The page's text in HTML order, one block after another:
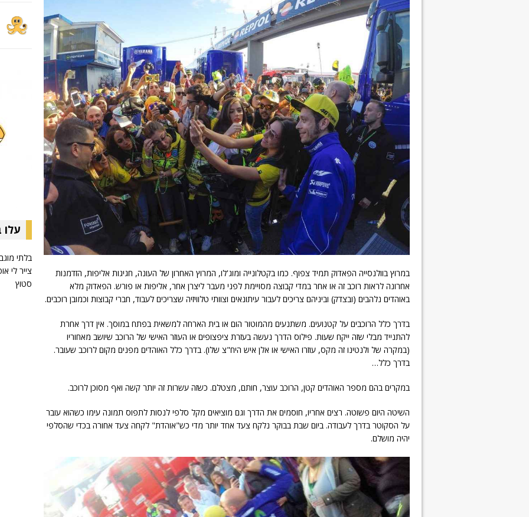
במרוץ בוולנסייה הפאדוק תמיד צפוף. כמו בקטלונייה ומוג'לו, המרוץ האחרון של העונה, חגיגות אליפות, הזדמנות
אחרונה לראות רוכב זה או אחר במדי קבוצה מסויימת לפני מעבר ליצרן אחר, אליפות או פורש. הפאדוק מלא
באוהדים נלהבים (ובצדק) וביניהם צריכים לעבור עיתונאים וצוותי טלוויזיה שצריכים לעבוד, חברי קבוצות וכמובן רוכבים.
בדרך כלל הרוכבים על קטנועים. משתנעים מהמוטור הום או בית הארחה למשאית בפתח במוסך. אין דרך אחרת
להתנייד מבלי שזה ייקח שעות. פילוס הדרך נעשה בעזרת ציפצופים או העוזר האישי של הרוכב שיושב מאחוריו
(במקרה של ולנטינו זה מקס, עוזרו האישי או אלן איש היח"צ שלו). בדרך כלל האוהדים מפנים מקום לרוכב שעובר.
בדרך כלל…
במקרים בהם מספר האוהדים קטן, הרוכב עוצר, חותם, מצטלם. כשזה עשרות זה יותר קשה ואף מסוכן לרוכב.
השיטה היום פשוטה. רצים אחריו, חוסמים את הדרך וגם מוציאים מקל סלפי לנסות לתפוס תמונה עימו כשהוא עובר
על הסקוטר בדרך לעבודה. ביום שבת בבוקר נלקח צעד אחד יותר מדי כש"אוהדת" לקחה צעד אחורה בכדי שהסלפי
יהיה מושלם.
בלתי
צייר לי
סטוץ